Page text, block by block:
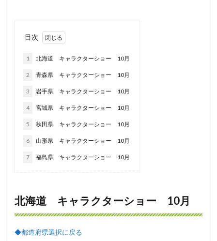
目次
1 北海道 キャラクターショー 10月
2 青森県 キャラクターショー 10月
3 岩手県 キャラクターショー 10月
4 宮城県 キャラクターショー 10月
5 秋田県 キャラクターショー 10月
6 山形県 キャラクターショー 10月
7 福島県 キャラクターショー 10月
北海道 キャラクターショー 10月
◆都道府県選択に戻る